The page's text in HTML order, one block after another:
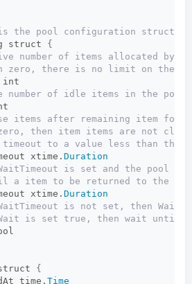
the pool configuration struct.
struct {
number of items allocated by
zero, there is no limit on the
int
of idle items in the pool.
items after remaining item for
then item items are not
to a value less than the
xtime.
Duration
is set and the pool is
a item to be returned to the
xtime.
Duration
is not set, then Wait
is set true, then wait until
{
time.
Time